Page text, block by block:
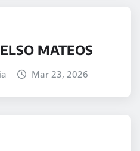
MATEOS
Mar 23, 2026